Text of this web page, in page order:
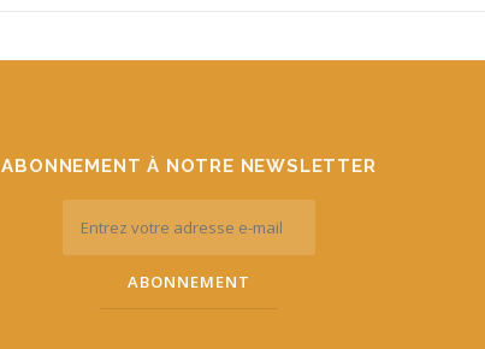
ABONNEMENT À NOTRE NEWSLETTER